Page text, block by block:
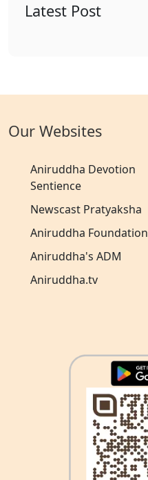
Latest Post
Our Websites
Aniruddha Devotion
Sentience
Newscast Pratyaksha
Aniruddha Foundation
Aniruddha's ADM
Aniruddha.tv